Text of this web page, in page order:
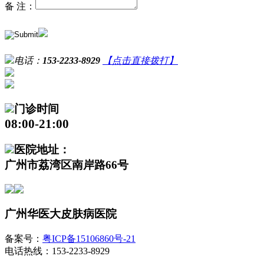
备 注：
电话： 153-2233-8929 【点击直接拨打】
门诊时间
08:00-21:00
医院地址：
广州市荔湾区南岸路66号
广州华医大皮肤病医院
备案号： 粤ICP备15106860号-21
电话热线：153-2233-8929